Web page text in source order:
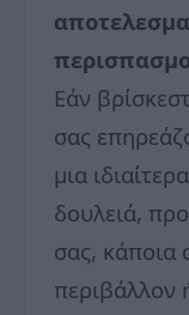
Εάν
σας
μια
δουλειά,
σας, κάποια
περιβάλλον